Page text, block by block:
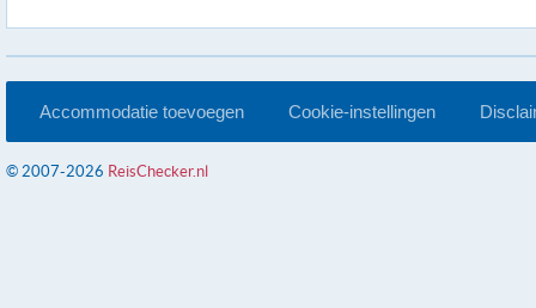
Accommodatie toevoegen Cookie-instellingen
© 2007-2026 ReisChecker.nl